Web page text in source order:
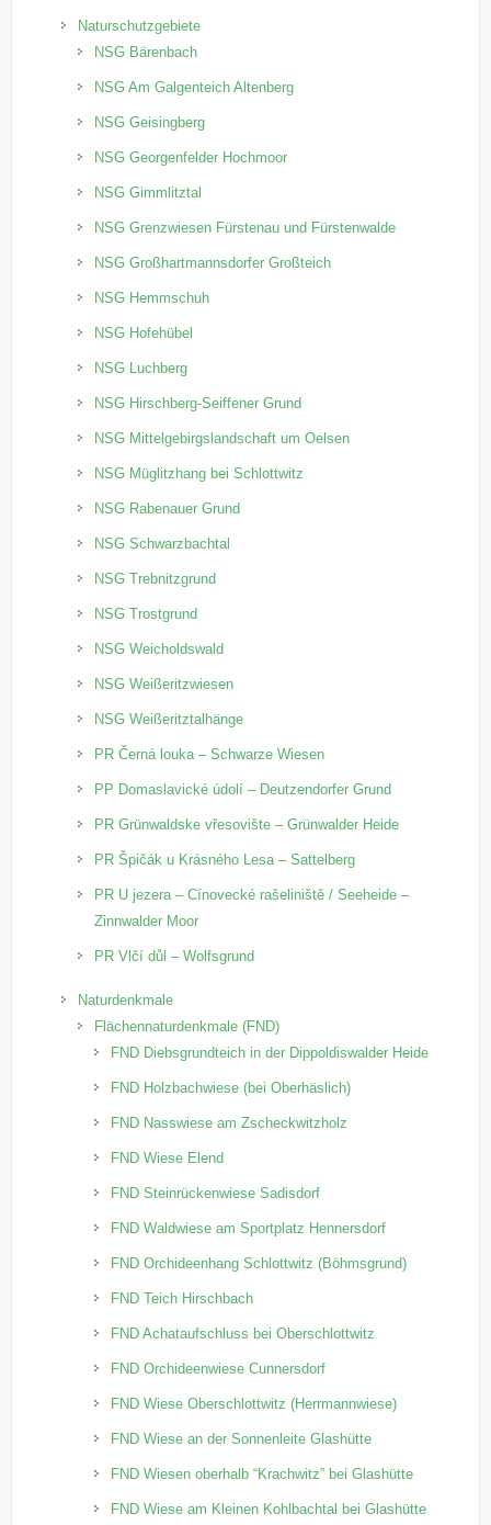
Naturschutzgebiete
NSG Bärenbach
NSG Am Galgenteich Altenberg
NSG Geisingberg
NSG Georgenfelder Hochmoor
NSG Gimmlitztal
NSG Grenzwiesen Fürstenau und Fürstenwalde
NSG Großhartmannsdorfer Großteich
NSG Hemmschuh
NSG Hofehübel
NSG Luchberg
NSG Hirschberg-Seiffener Grund
NSG Mittelgebirgslandschaft um Oelsen
NSG Müglitzhang bei Schlottwitz
NSG Rabenauer Grund
NSG Schwarzbachtal
NSG Trebnitzgrund
NSG Trostgrund
NSG Weicholdswald
NSG Weißeritzwiesen
NSG Weißeritztalhänge
PR Černá louka – Schwarze Wiesen
PP Domaslavické údolí – Deutzendorfer Grund
PR Grünwaldske vřesovište – Grünwalder Heide
PR Špičák u Krásného Lesa – Sattelberg
PR U jezera – Cínovecké rašeliniště / Seeheide –
Zinnwalder Moor
PR Vlčí důl – Wolfsgrund
Naturdenkmale
Flächennaturdenkmale (FND)
FND Diebsgrundteich in der Dippoldiswalder Heide
FND Holzbachwiese (bei Oberhäslich)
FND Nasswiese am Zscheckwitzholz
FND Wiese Elend
FND Steinrückenwiese Sadisdorf
FND Waldwiese am Sportplatz Hennersdorf
FND Orchideenhang Schlottwitz (Böhmsgrund)
FND Teich Hirschbach
FND Achataufschluss bei Oberschlottwitz
FND Orchideenwiese Cunnersdorf
FND Wiese Oberschlottwitz (Herrmannwiese)
FND Wiese an der Sonnenleite Glashütte
FND Wiesen oberhalb “Krachwitz” bei Glashütte
FND Wiese am Kleinen Kohlbachtal bei Glashütte